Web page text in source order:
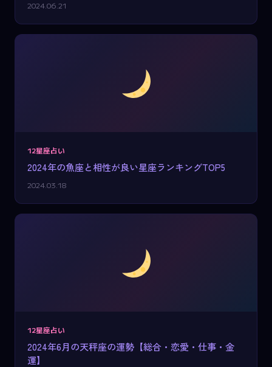
2024.06.21
12星座占い
2024年の魚座と相性が良い星座ランキングTOP5
2024.03.18
12星座占い
2024年6月の天秤座の運勢【総合・恋愛・仕事・金
運】